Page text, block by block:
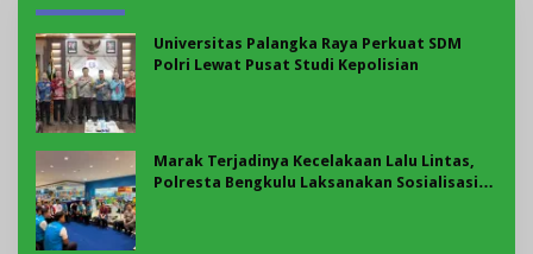
Universitas Palangka Raya Perkuat SDM
Polri Lewat Pusat Studi Kepolisian
Marak Terjadinya Kecelakaan Lalu Lintas,
Polresta Bengkulu Laksanakan Sosialisasi